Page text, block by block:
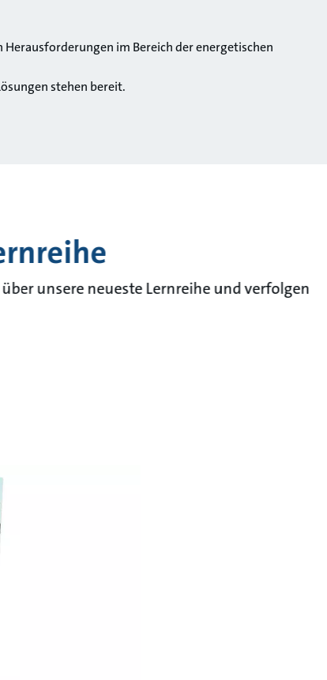
im Bereich der energetischen
stehen bereit.
unsere neueste Lernreihe und verfolgen